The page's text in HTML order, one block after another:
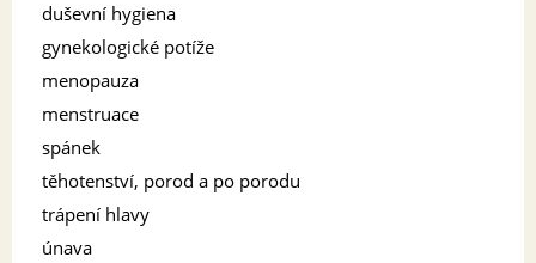
duševní hygiena
gynekologické potíže
menopauza
menstruace
spánek
těhotenství, porod a po porodu
trápení hlavy
únava